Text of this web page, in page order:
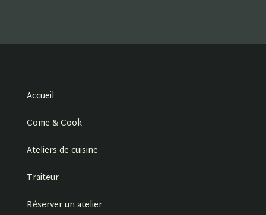
Accueil
Come & Cook
Ateliers de cuisine
Traiteur
Réserver un atelier